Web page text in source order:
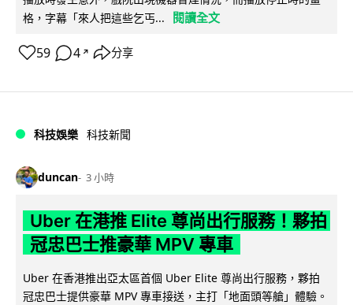
格，字幕「來人把這些乞丐...
閱讀全文
59 4 ↗ 分享
科技娛樂 科技新聞
duncan 3 小時
Uber 在港推 Elite 尊尚出行服務！夥拍
冠忠巴士推豪華 MPV 專車
Uber 在香港推出亞太區首個 Uber Elite 尊尚出行服務，夥拍
冠忠巴士提供豪華 MPV 專車接送，主打「地面頭等艙」體驗。